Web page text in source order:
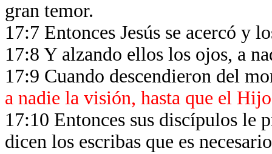
gran temor.
17:7 Entonces Jesús se acercó y
17:8 Y alzando ellos los ojos, a
17:9 Cuando descendieron del
a nadie la visión, hasta que el
17:10 Entonces sus discípulos le
dicen los escribas que es